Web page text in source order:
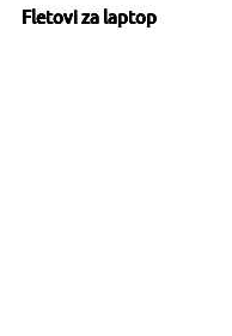
Fletovi za laptop